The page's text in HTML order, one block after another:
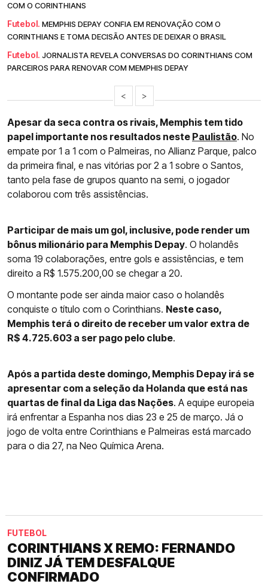
COM O CORINTHIANS
Futebol. MEMPHIS DEPAY CONFIA EM RENOVAÇÃO COM O
CORINTHIANS E TOMA DECISÃO ANTES DE DEIXAR O BRASIL
Futebol. JORNALISTA REVELA CONVERSAS DO CORINTHIANS COM
PARCEIROS PARA RENOVAR COM MEMPHIS DEPAY
< >
Apesar da seca contra os rivais, Memphis tem tido
papel importante nos resultados neste Paulistão. No
empate por 1 a 1 com o Palmeiras, no Allianz Parque, palco
da primeira final, e nas vitórias por 2 a 1 sobre o Santos,
tanto pela fase de grupos quanto na semi, o jogador
colaborou com três assistências.
Participar de mais um gol, inclusive, pode render um
bônus milionário para Memphis Depay. O holandês
soma 19 colaborações, entre gols e assistências, e tem
direito a R$ 1.575.200,00 se chegar a 20.
O montante pode ser ainda maior caso o holandês
conquiste o título com o Corinthians. Neste caso,
Memphis terá o direito de receber um valor extra de
R$ 4.725.603 a ser pago pelo clube.
Após a partida deste domingo, Memphis Depay irá se
apresentar com a seleção da Holanda que está nas
quartas de final da Liga das Nações. A equipe europeia
irá enfrentar a Espanha nos dias 23 e 25 de março. Já o
jogo de volta entre Corinthians e Palmeiras está marcado
para o dia 27, na Neo Química Arena.
FUTEBOL
CORINTHIANS X REMO: FERNANDO
DINIZ JÁ TEM DESFALQUE
CONFIRMADO